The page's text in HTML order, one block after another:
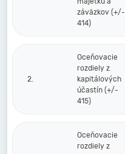
záväzkov (+/-
414)
2.
Oceňovacie
rozdiely z
kapitálových
účastín (+/-
415)
Oceňovacie
rozdiely z